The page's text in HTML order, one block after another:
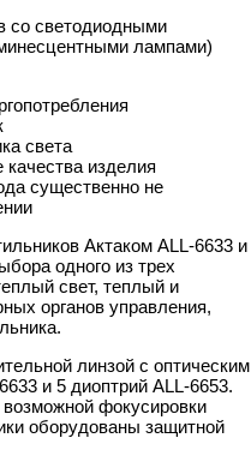
со светодиодными
лампами)
света
изделия
существенно не
Актаком ALL-6633 и
одного из трех
свет, теплый и
органов управления,
линзой с оптическим
и 5 диоптрий ALL-6653.
фокусировки
оборудованы защитной